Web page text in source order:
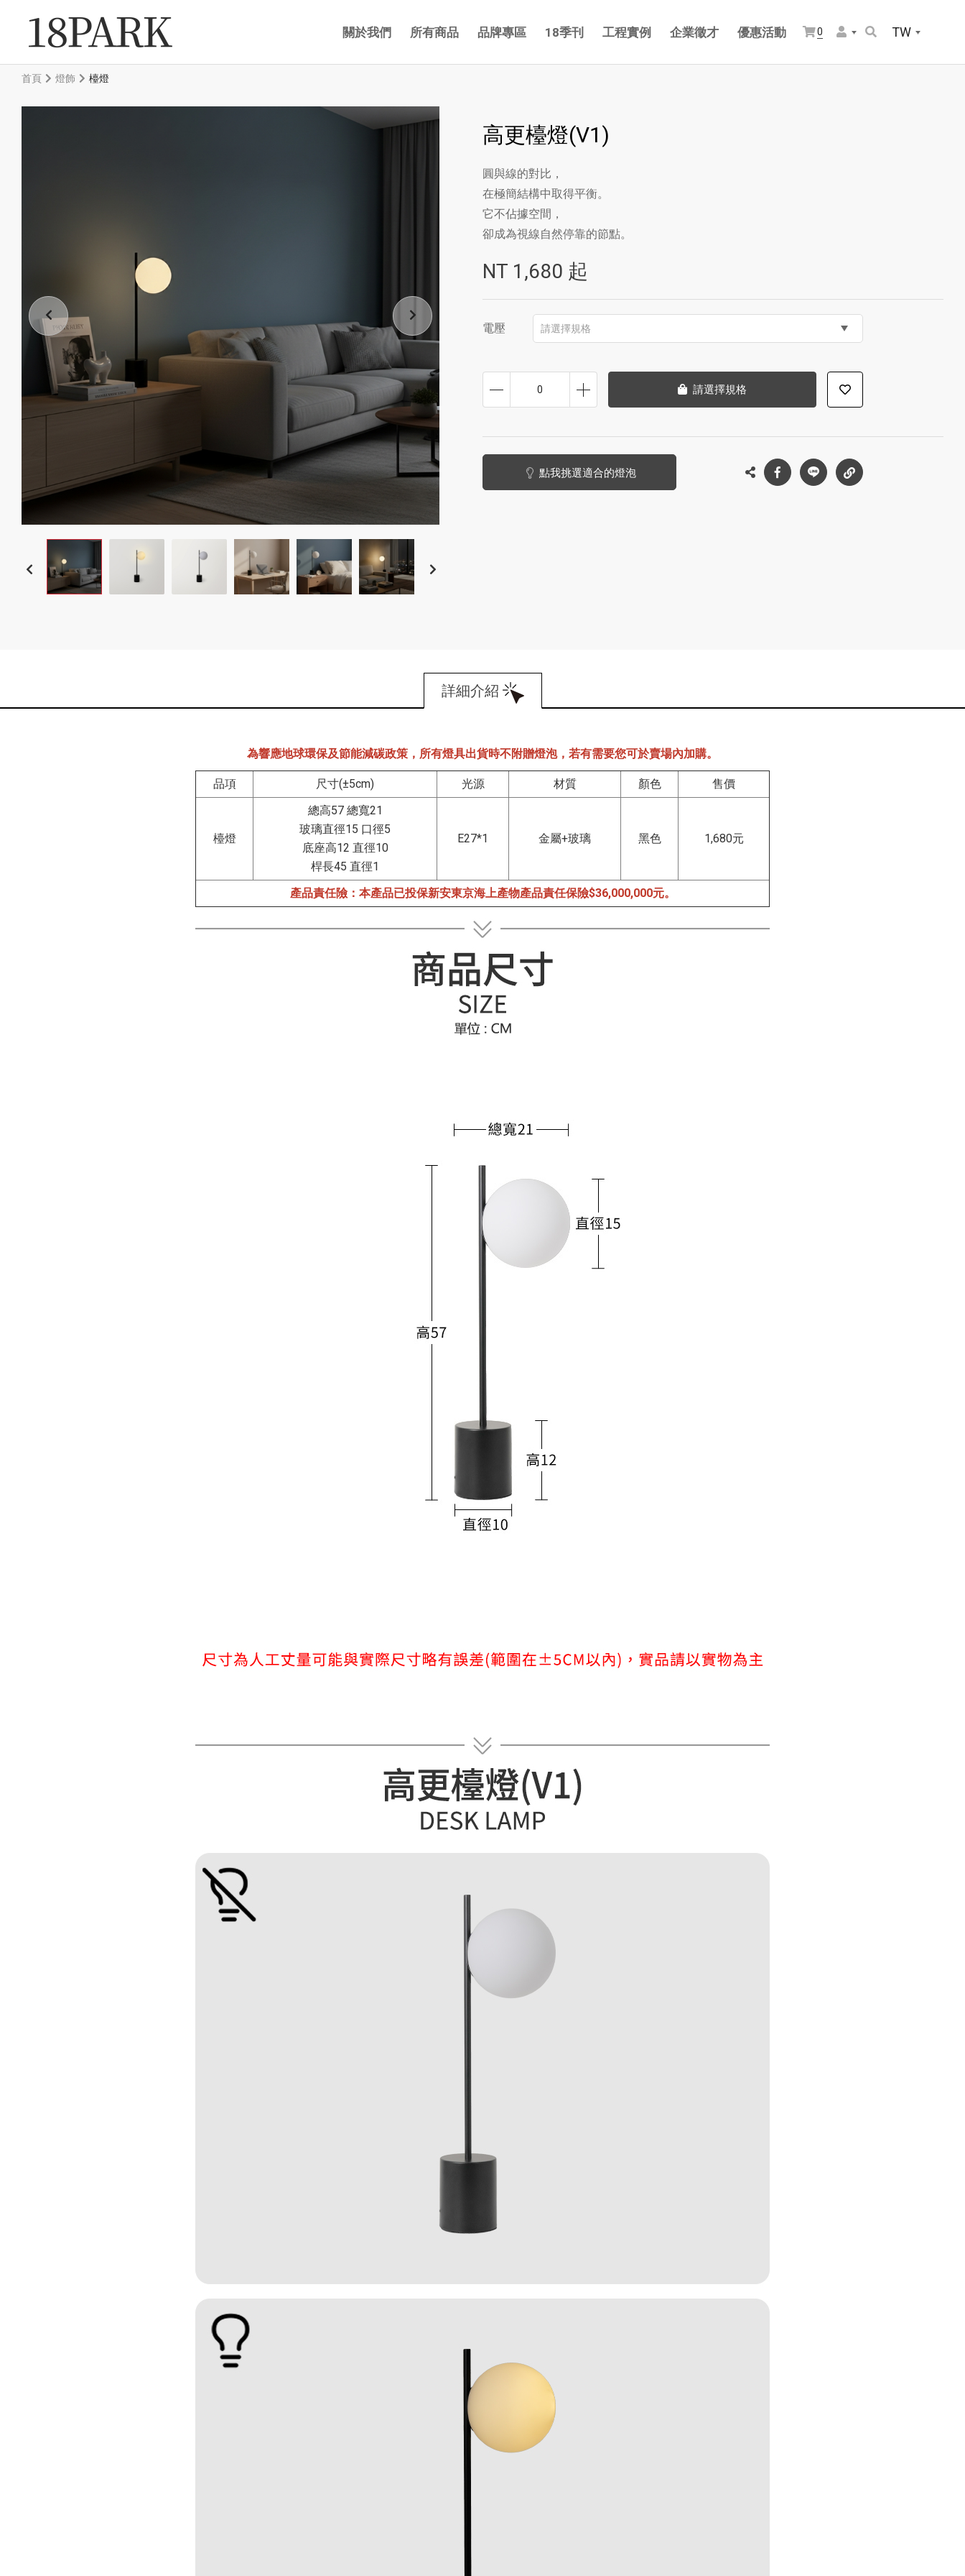
關於我們 所有商品 品牌專區 18季刊 工程實例 企業徵才 優惠活動 0 TW
首頁 燈飾 檯燈
高更檯燈(V1)
圓與線的對比，
在極簡結構中取得平衡。
它不佔據空間，
卻成為視線自然停靠的節點。
NT 1,680 起
電壓 請選擇規格
0 請選擇規格
點我挑選適合的燈泡
詳細介紹
為響應地球環保及節能減碳政策，所有燈具出貨時不附贈燈泡，若有需要您可於賣場內加購。
品項 尺寸(±5cm) 光源 材質 顏色 售價
檯燈
總高57 總寬21
玻璃直徑15 口徑5
底座高12 直徑10
桿長45 直徑1
E27*1 金屬+玻璃 黑色 1,680元
產品責任險：本產品已投保新安東京海上產物產品責任保險$36,000,000元。